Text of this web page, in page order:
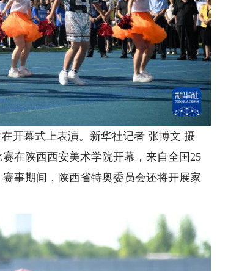
幕式上表演。新华社记者 张博文 摄
在陕西西安美术学院开幕，来自全国25
事期间，陕西省特奥委员会还将开展家